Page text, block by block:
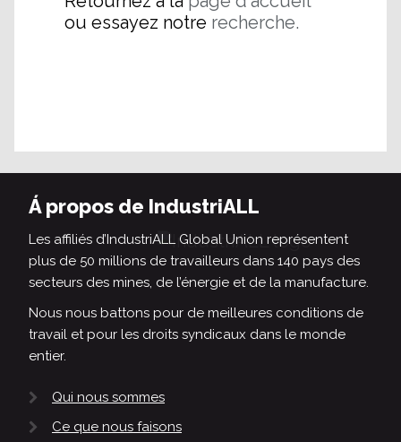
ou essayez notre recherche.
Á propos de IndustriALL
Les affiliés d’IndustriALL Global Union représentent
plus de 50 millions de travailleurs dans 140 pays des
secteurs des mines, de l’énergie et de la manufacture.
Nous nous battons pour de meilleures conditions de
travail et pour les droits syndicaux dans le monde
entier.
Qui nous sommes
Ce que nous faisons